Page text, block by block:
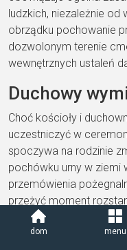
dom menu
ludzkich, niezależnie od
obrządku pochowanie
dozwolonym terenie
wewnętrznych ustaleń
Duchowy
Choć kościoły i
uczestniczyć w
spoczywa na rodzinie
pochówku urny w ziemi
przemówienia
przeżyć moment
swego rodzaju
zamykającym ziemską